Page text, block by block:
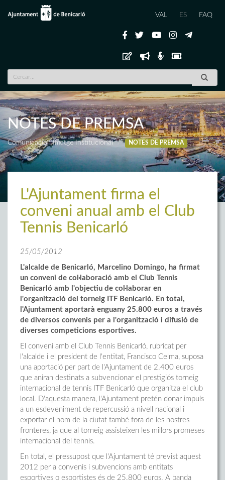
VAL ES FAQ
NOTES DE PREMSA
Comunicació i Imatge Institucional NOTES DE PREMSA
L'Ajuntament firma el
conveni anual amb el Club
Tennis Benicarló
25/05/2012
L'alcalde de Benicarló, Marcelino Domingo, ha firmat
un conveni de col·laboració amb el Club Tennis
Benicarló amb l'objectiu de col·laborar en
l'organització del torneig ITF Benicarló. En total,
l'Ajuntament aportarà enguany 25.800 euros a través
de diversos convenis per a l'organització i difusió de
diverses competicions esportives.
El conveni amb el Club Tennis Benicarló, rubricat per
l'alcalde i el president de l'entitat, Francisco Celma, suposa
una aportació per part de l'Ajuntament de 2.400 euros
que aniran destinats a subvencionar el prestigiós torneig
internacional de tennis ITF Benicarló que organitza el club
local. D'aquesta manera, l'Ajuntament pretén donar impuls
a un esdeveniment de repercussió a nivell nacional i
exportar el nom de la ciutat també fora de les nostres
fronteres, ja que al torneig assisteixen les millors promeses
internacional del tennis.
En total, el pressupost que l'Ajuntament té previst aquest
2012 per a convenis i subvencions amb entitats
esportives o esportistes és de 25.800 euros. A banda